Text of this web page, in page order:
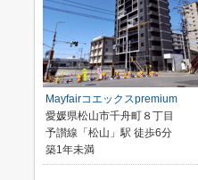
Mayfairコエックスpremium
愛媛県松山市千舟町８丁目
予讃線「松山」駅 徒歩6分
築1年未満